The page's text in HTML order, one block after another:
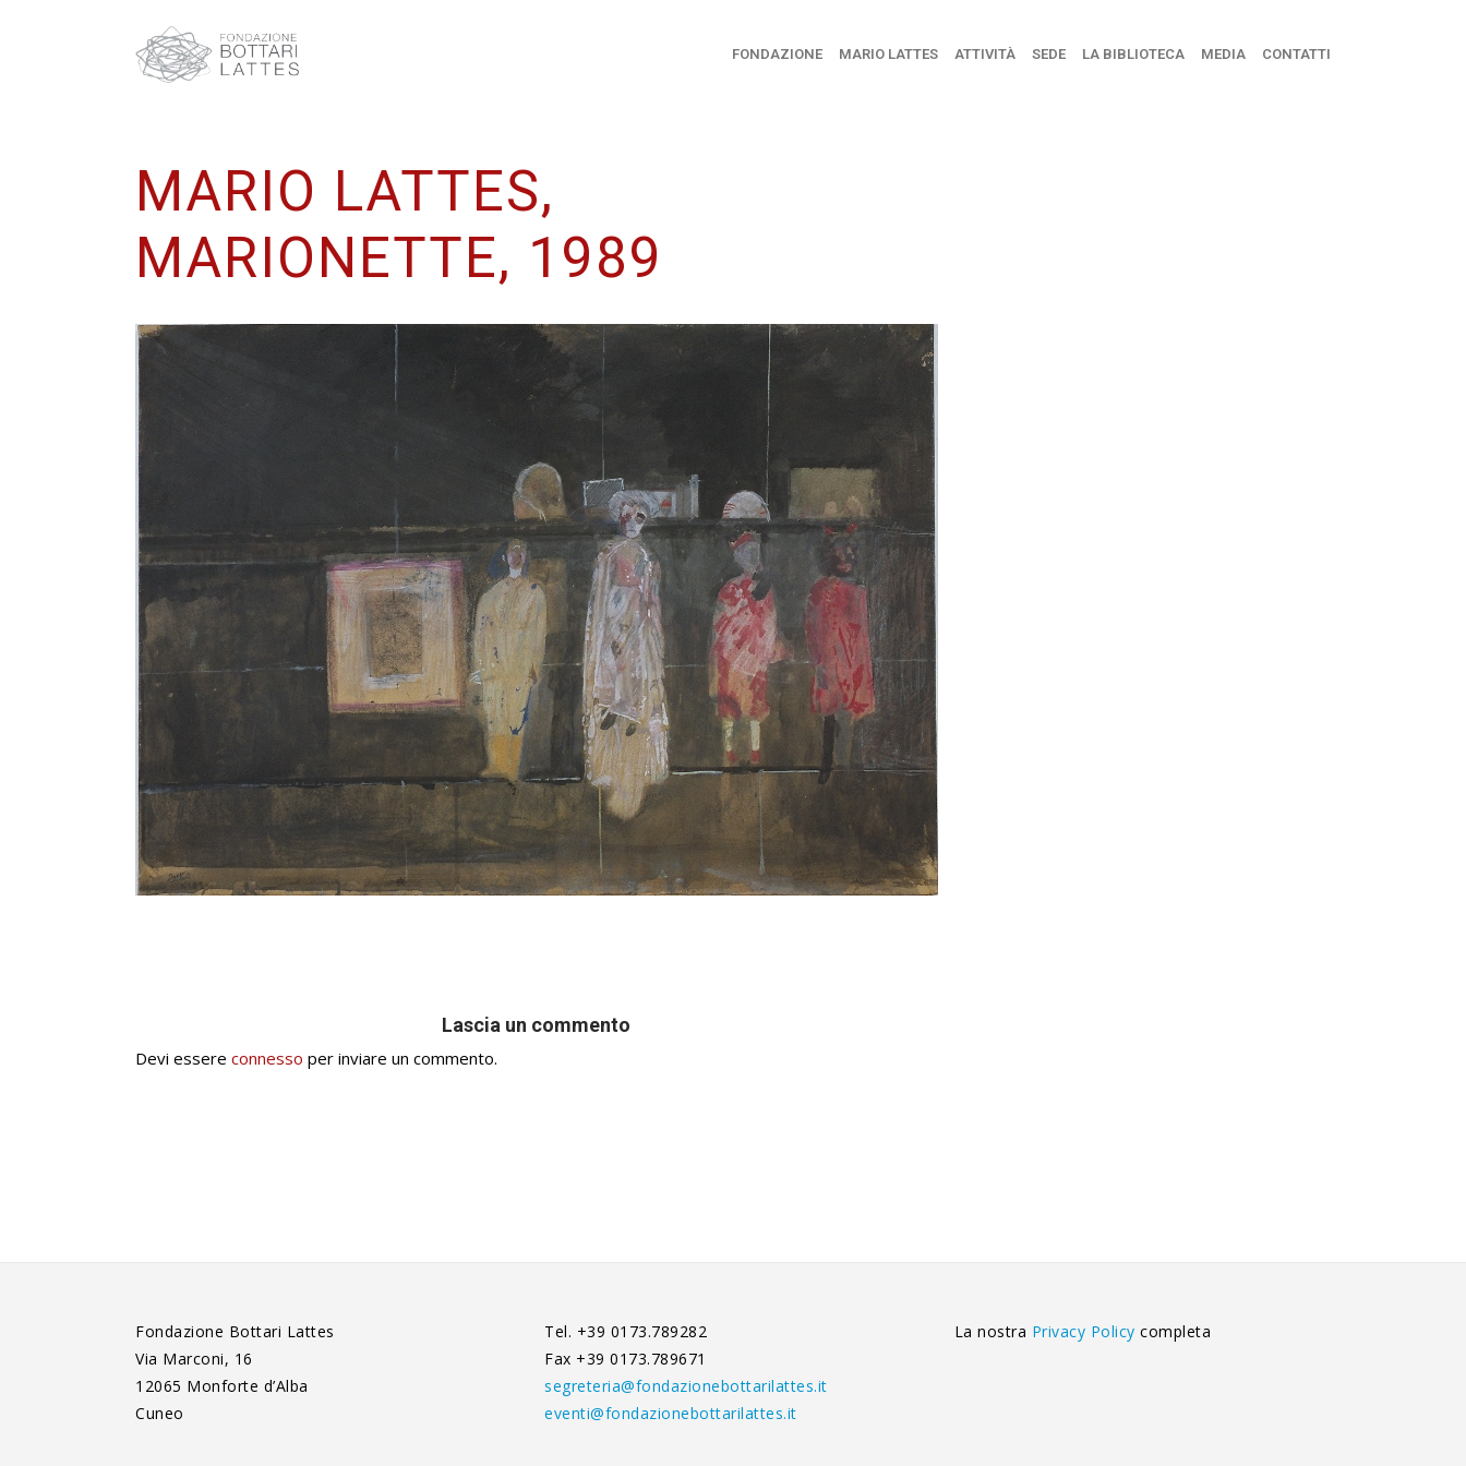
FONDAZIONE MARIO LATTES ATTIVITÀ SEDE LA BIBLIOTECA MEDIA CONTATTI
MARIO LATTES,
MARIONETTE, 1989
Lascia un commento
Devi essere connesso per inviare un commento.
Fondazione Bottari Lattes
Via Marconi, 16
12065 Monforte d’Alba
Cuneo
Tel. +39 0173.789282
Fax +39 0173.789671
segreteria@fondazionebottarilattes.it
eventi@fondazionebottarilattes.it
La nostra Privacy Policycompleta